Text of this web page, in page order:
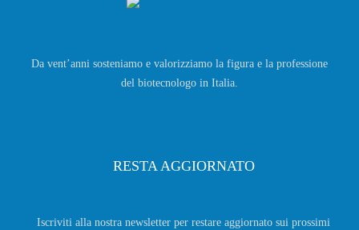
Da vent’anni sosteniamo e valorizziamo la figura e la professione
del biotecnologo in Italia.
RESTA AGGIORNATO
Iscriviti alla nostra newsletter per restare aggiornato sui prossimi